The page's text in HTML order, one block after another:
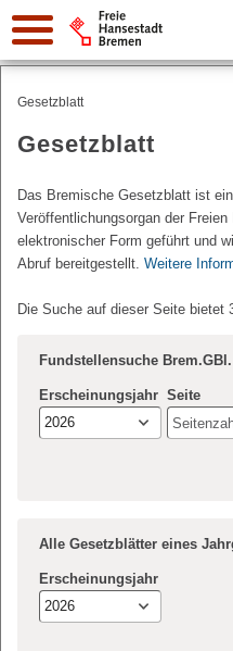
Suche:
Gesetzblatt
Gesetzblatt
Das Bremische Gesetzblatt ist
Veröffentlichungsorgan der
elektronischer Form geführt und
Abruf bereitgestellt. Weitere
Die Suche auf dieser Seite bietet
Fundstellensuche Brem.GBl.
Erscheinungsjahr
2026
Seite
Alle Gesetzblätter eines
Erscheinungsjahr
2026